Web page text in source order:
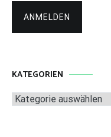
KATEGORIEN
Kategorien